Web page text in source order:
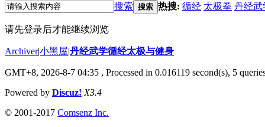
搜索 搜索 热搜: 循经 太极拳 丹经武
请先登录后才能继续浏览
Archiver|小黑屋|丹经武学循经太极与健身
GMT+8, 2026-8-7 04:35 , Processed in 0.016119 second(s), 5
Powered by Discuz! X3.4
© 2001-2017 Comsenz Inc.